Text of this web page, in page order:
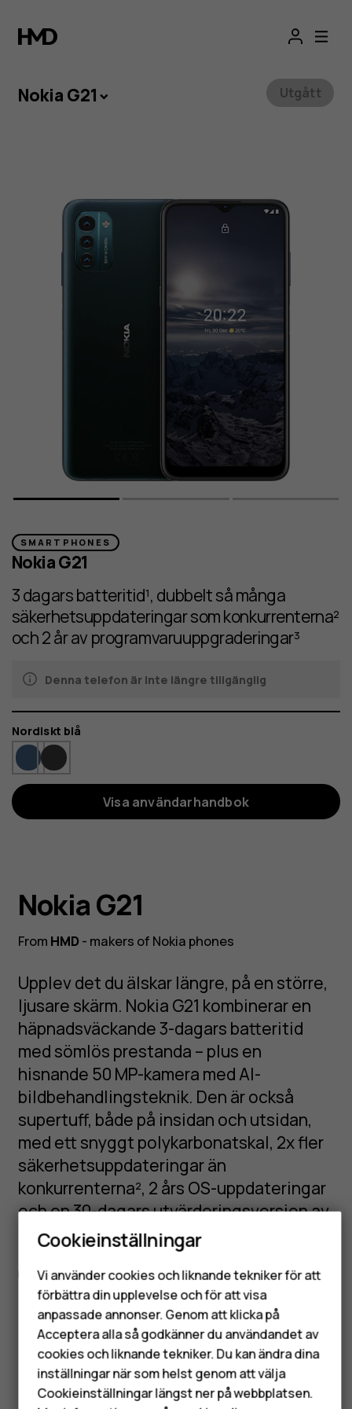
Nokia
G21-
smartphone
Smartphones
Mobiltelefoner
Tillbehör
HMD Terra M
Surfplattor
Nokia G21 Utgått
SMARTPHONES
Nokia G21
3 dagars batteritid¹, dubbelt så många
säkerhetsuppdateringar som konkurrenterna²
och 2 år av programvaruuppgraderingar³
Denna telefon är inte längre tillgänglig
Färg
Nordiskt blå
Visa användarhandbok
Nokia G21
From HMD- makers of Nokia phones
Upplev det du älskar längre, på en större,
ljusare skärm. Nokia G21 kombinerar en
häpnadsväckande 3-dagars batteritid
med sömlös prestanda – plus en
hisnande 50 MP-kamera med AI-
bildbehandlingsteknik. Den är också
supertuff, både på insidan och utsidan,
med ett snyggt polykarbonatskal, 2x fler
säkerhetsuppdateringar än
konkurrenterna², 2 års OS-uppdateringar
och en 30-dagars utvärderingsversion av
ExpressVPN.
Fullständiga specifikationer
Got questions?
Cookieinställningar
Vi använder cookies och liknande tekniker för att
förbättra din upplevelse och för att visa
anpassade annonser. Genom att klicka på
Acceptera alla så godkänner du användandet av
cookies och liknande tekniker. Du kan ändra dina
inställningar när som helst genom att välja
Cookieinställningar längst ner på webbplatsen.